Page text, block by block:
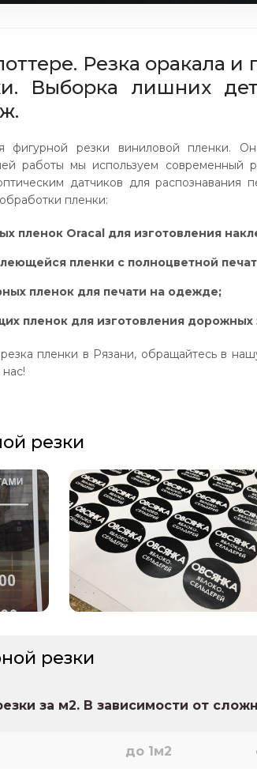
Резка оракала
Выборка лишних
фигурной резки виниловой пленки.
работы мы используем современный
датчиков для распознавания
пленки:
пленок Oracal для изготовления
пленки с полноцветной
пленок для печати на одежде;
пленок для изготовления дорожных
резка пленки в Рязани, обращайтесь в
резки
резки
за м2. В зависимости от
до 1м2